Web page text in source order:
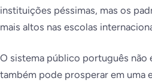
instituições péssimas, mas os
mais altos nas escolas
O sistema público português não
também pode prosperar em uma